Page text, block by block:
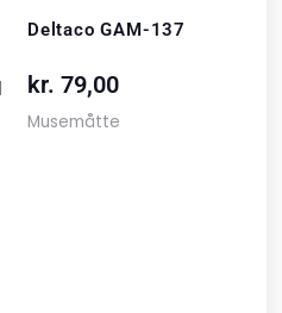
Deltaco GAM-137
kr. 79,00
Musemåtte